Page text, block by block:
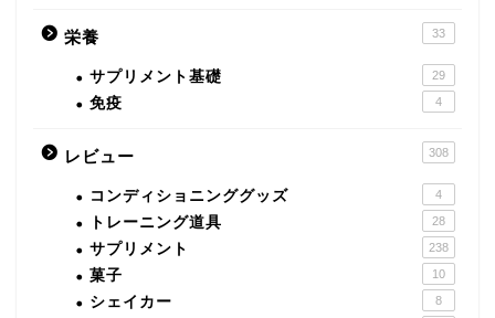
栄養 33
サプリメント基礎 29
免疫 4
レビュー 308
コンディショニンググッズ 4
トレーニング道具 28
サプリメント 238
菓子 10
シェイカー 8